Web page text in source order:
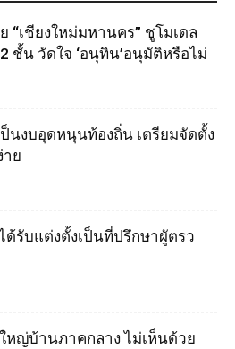
“เชียงใหม่มหานคร” ชูโมเดล
ชั้น วัดใจ ‘อนุทิน’อนุมัติหรือไม่
นงบอุดหนุนท้องถิ่น เตรียมจัดตั้ง
ย
รับแต่งตั้งเป็นที่ปรึกษาผูัตรว
ญ่บ้านภาคกลาง ไม่เห็นด้วย